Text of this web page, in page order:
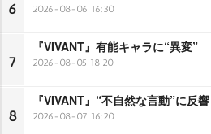
6 2026-08-06 16:30
7
『VIVANT』有能キャラに“異変”
2026-08-05 18:20
8
『VIVANT』“不自然な言動”に反響
2026-08-07 16:20